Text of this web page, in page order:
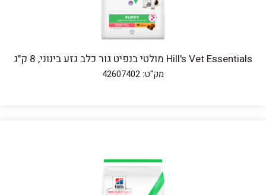
Hill's Vet Essentials מולטי בנפיט גור כלב גזע בינוני, 8 ק"ג
מק"ט: 42607402